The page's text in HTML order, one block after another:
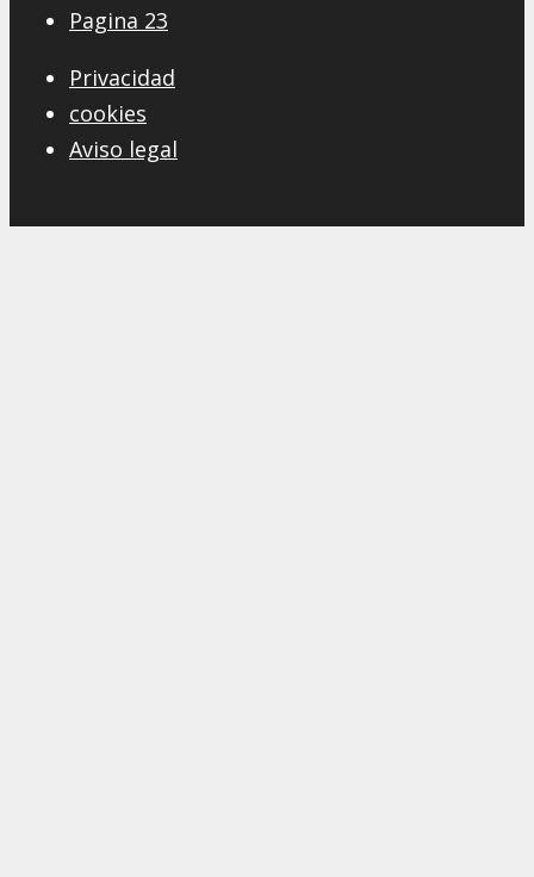
Pagina 23
Privacidad
cookies
Aviso legal